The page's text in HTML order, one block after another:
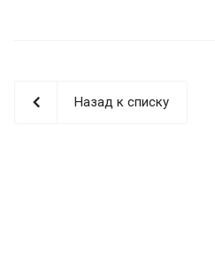
Назад к списку